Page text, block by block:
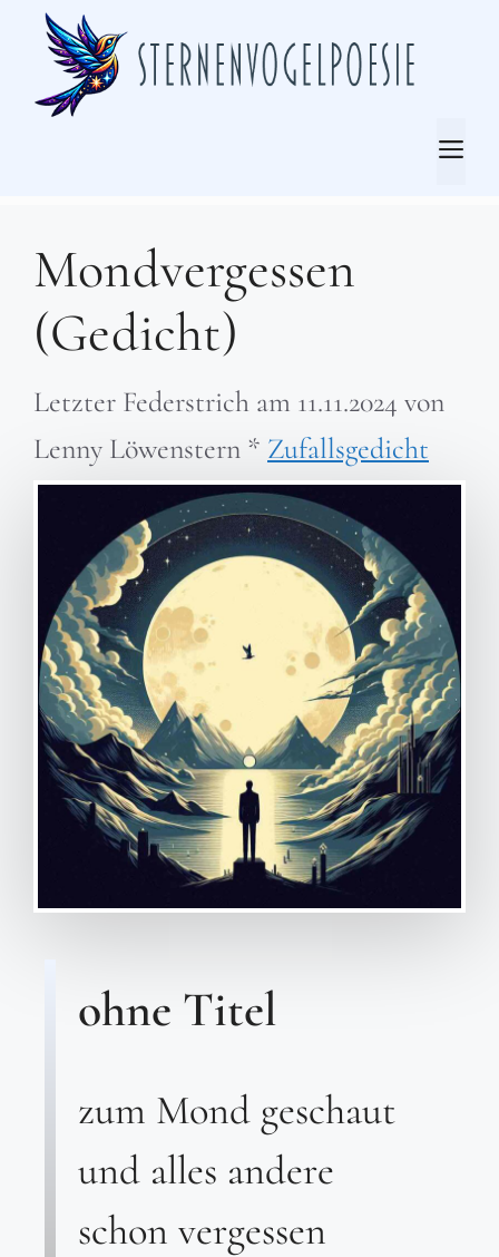
Zum
Inhalt
springen
Mondvergessen
(Gedicht)
Letzter Federstrich am 11.11.2024 von
Lenny Löwenstern * Zufallsgedicht
ohne Titel
zum Mond geschaut
und alles andere
schon vergessen